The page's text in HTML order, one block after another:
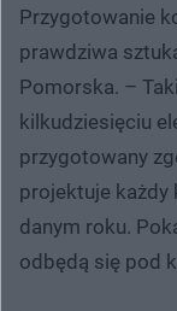
Przygotowanie
prawdziwa
Pomorska. –
kilkudziesięciu
przygotowany
projektuje każdy
danym roku.
odbędą się pod